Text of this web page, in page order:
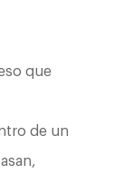
que
de un